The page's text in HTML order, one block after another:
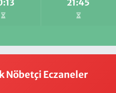
21:45
Nöbetçi Eczaneler